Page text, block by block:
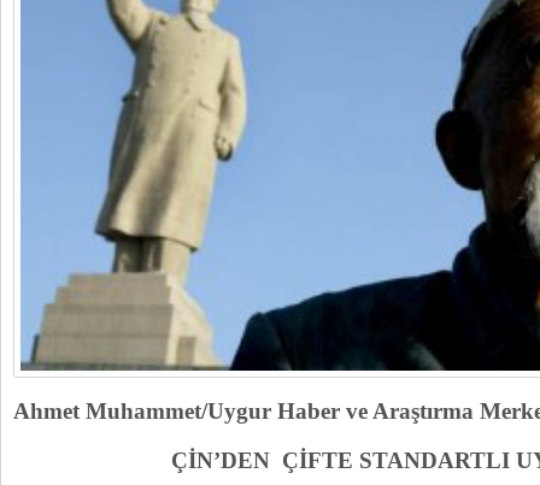
Ahmet Muhammet/Uygur Haber ve Araştırma
ÇİN’DEN ÇİFTE STANDARTLI